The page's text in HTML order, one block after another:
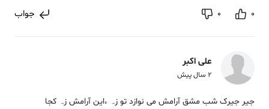
0
0 جواب
علی اکبر
2 سال پیش
جیر جیرک شب مشق آرامش می نوازد تو زہ ،این آرامش زہ کجا